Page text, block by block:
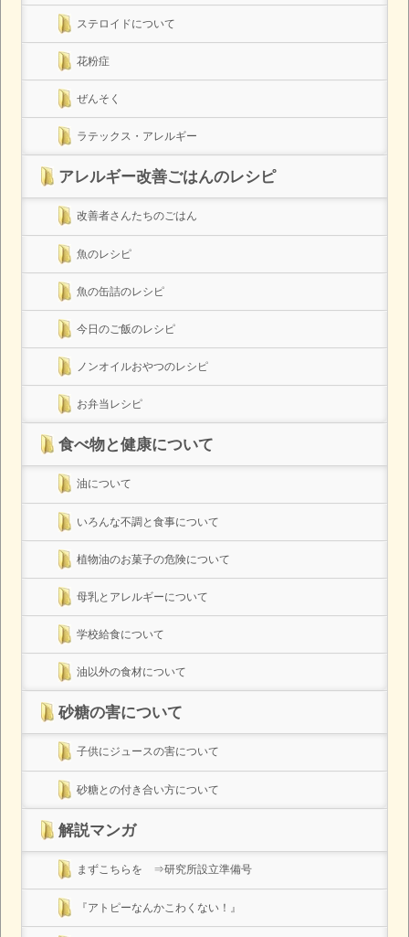
ステロイドについて
花粉症
ぜんそく
ラテックス・アレルギー
アレルギー改善ごはんのレシピ
改善者さんたちのごはん
魚のレシピ
魚の缶詰のレシピ
今日のご飯のレシピ
ノンオイルおやつのレシピ
お弁当レシピ
食べ物と健康について
油について
いろんな不調と食事について
植物油のお菓子の危険について
母乳とアレルギーについて
学校給食について
油以外の食材について
砂糖の害について
子供にジュースの害について
砂糖との付き合い方について
解説マンガ
まずこちらを ⇒研究所設立準備号
『アトピーなんかこわくない！』